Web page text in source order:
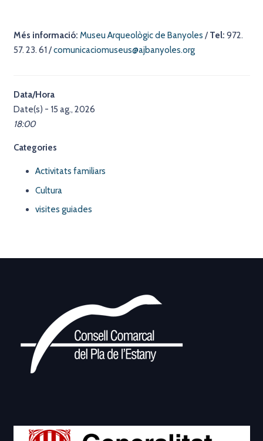
Més informació: Museu Arqueològic de Banyoles /Tel: 972.
57. 23. 61 /comunicaciomuseus@ajbanyoles.org
Data/Hora
Date(s) - 15 ag., 2026
18:00
Categories
Activitats familiars
Cultura
visites guiades